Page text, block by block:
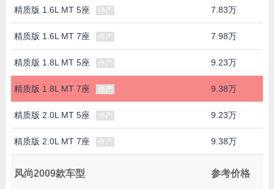
精质版 1.6L MT 5座 停产 7.83万
精质版 1.6L MT 7座 停产 7.98万
精质版 1.8L MT 5座 停产 9.23万
精质版 1.8L MT 7座 停产 9.38万
精质版 2.0L MT 5座 停产 9.23万
精质版 2.0L MT 7座 停产 9.38万
风尚2009款车型 参考价格